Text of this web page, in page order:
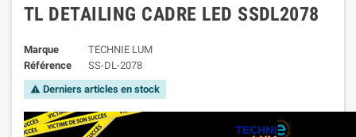
TL DETAILING CADRE LED SSDL2078
Marque
TECHNIE LUM
Référence
SS-DL-2078
 Derniers articles en stock